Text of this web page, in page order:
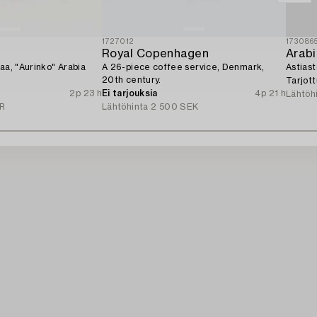
"Aurinko" Arabia
2p 23 h
1727012
Royal Copenhagen
A 26-piece coffee service, Denmark,
20th century.
Ei tarjouksia
4p 21 h
Lähtöhinta 2 500 SEK